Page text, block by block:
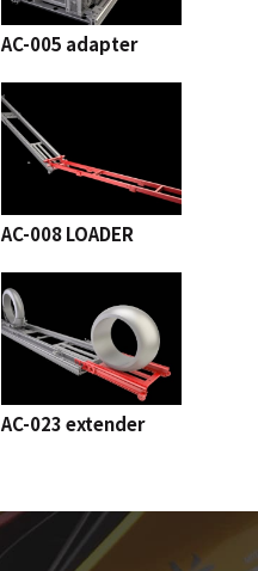
AC-005 adapter
AC-008 LOADER
AC-023 extender